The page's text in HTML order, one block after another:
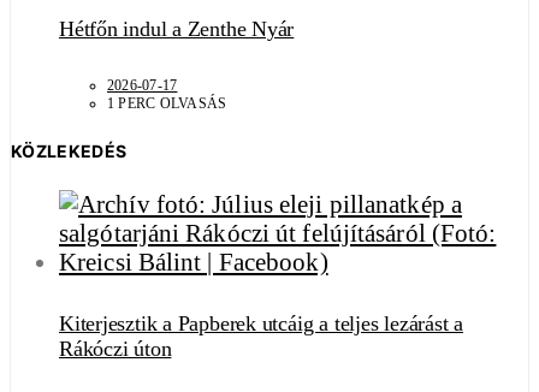
Hétfőn indul a Zenthe Nyár
2026-07-17
1 PERC OLVASÁS
KÖZLEKEDÉS
Kiterjesztik a Papberek utcáig a teljes lezárást a
Rákóczi úton